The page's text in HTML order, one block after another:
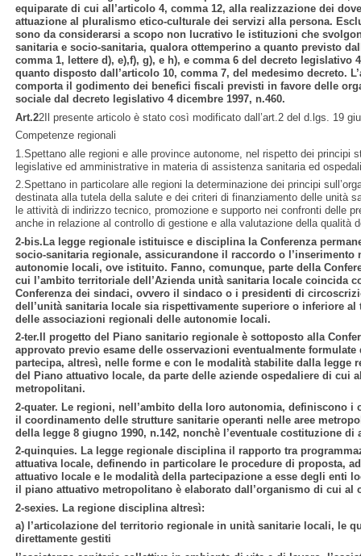
equiparate di cui all’articolo 4, comma 12, alla realizzazione dei
attuazione al pluralismo etico-culturale dei servizi alla persona.
sono da considerarsi a scopo non lucrativo le istituzioni che
sanitaria e socio-sanitaria, qualora ottemperino a quanto previsto
comma 1, lettere d), e),f), g), e h), e comma 6 del decreto legislativo
quanto disposto dall’articolo 10, comma 7, del medesimo decreto.
comporta il godimento dei benefici fiscali previsti in favore delle
sociale dal decreto legislativo 4 dicembre 1997, n.460.
Art.22Il presente articolo è stato così modificato dall’art.2 del d.lgs. 19
Competenze regionali
1.Spettano alle regioni e alle province autonome, nel rispetto dei principi
legislative ed amministrative in materia di assistenza sanitaria ed
2.Spettano in particolare alle regioni la determinazione dei principi
destinata alla tutela della salute e dei criteri di finanziamento delle unità
le attività di indirizzo tecnico, promozione e supporto nei confronti delle
anche in relazione al controllo di gestione e alla valutazione della qualità
2-bis.La legge regionale istituisce e disciplina la Conferenza
socio-sanitaria regionale, assicurandone il raccordo o l’inserimento
autonomie locali, ove istituito. Fanno, comunque, parte della
cui l’ambito territoriale dell’Azienda unità sanitaria locale coincida
Conferenza dei sindaci, ovvero il sindaco o i presidenti di
dell’unità sanitaria locale sia rispettivamente superiore o inferiore
delle associazioni regionali delle autonomie locali.
2-ter.Il progetto del Piano sanitario regionale è sottoposto alla
approvato previo esame delle osservazioni eventualmente formulate
partecipa, altresì, nelle forme e con le modalità stabilite dalla legge
del Piano attuativo locale, da parte delle aziende ospedaliere di cui
metropolitani.
2-quater. Le regioni, nell’ambito della loro autonomia, definiscono i
il coordinamento delle strutture sanitarie operanti nelle aree
della legge 8 giugno 1990, n.142, nonchè l’eventuale costituzione
2-quinquies. La legge regionale disciplina il rapporto tra
attuativa locale, definendo in particolare le procedure di proposta,
attuativo locale e le modalità della partecipazione a esse degli enti
il piano attuativo metropolitano è elaborato dall’organismo di cui al
2-sexies. La regione disciplina altresì:
a) l’articolazione del territorio regionale in unità sanitarie locali, le
direttamente gestiti